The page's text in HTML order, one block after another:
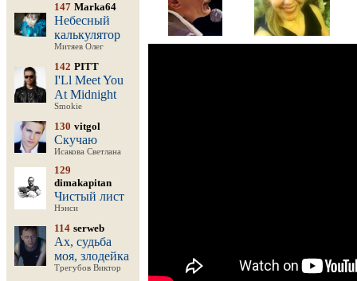
147 Marka64
Небесный
калькулятор
Митяев Олег
142 PITT
I'Ll Meet You
At Midnight
Smokie
130 vitgol
Скучаю
Исакова Светлана
129
dimakapitan
Чистый лист
Нэнси
114 serweb
Ах, судьба
моя, злодейка
Трегубов Виктор